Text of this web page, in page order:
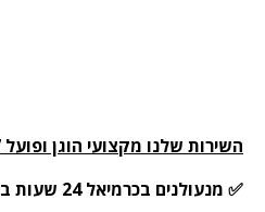
שלנו מקצועי הוגן ופועל 24/7 בשבילכם!
בכרמיאל 24 שעות ביממה